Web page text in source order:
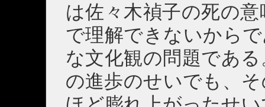
は佐々木禎子の死の
で理解できないから
な文化観の問題であ
の進歩のせいでも、